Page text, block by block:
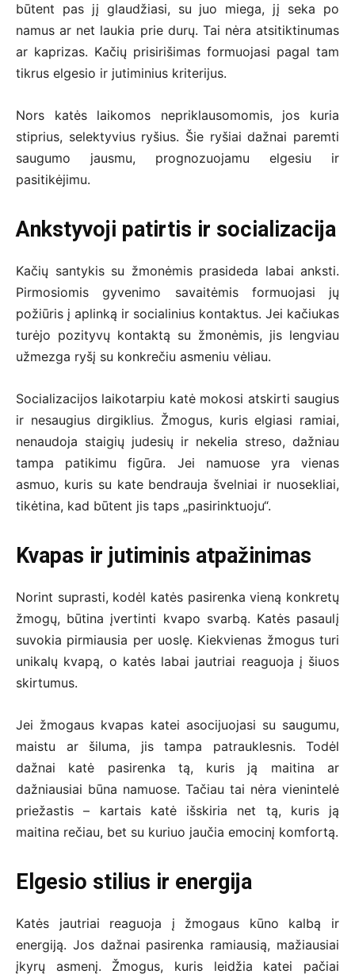
būtent pas jį glaudžiasi, su juo miega, jį seka po
namus ar net laukia prie durų. Tai nėra atsitiktinumas
ar kaprizas. Kačių prisirišimas formuojasi pagal tam
tikrus elgesio ir jutiminius kriterijus.
Nors katės laikomos nepriklausomomis, jos kuria
stiprius, selektyvius ryšius. Šie ryšiai dažnai paremti
saugumo jausmu, prognozuojamu elgesiu ir
pasitikėjimu.
Ankstyvoji patirtis ir socializacija
Kačių santykis su žmonėmis prasideda labai anksti.
Pirmosiomis gyvenimo savaitėmis formuojasi jų
požiūris į aplinką ir socialinius kontaktus. Jei kačiukas
turėjo pozityvų kontaktą su žmonėmis, jis lengviau
užmezga ryšį su konkrečiu asmeniu vėliau.
Socializacijos laikotarpiu katė mokosi atskirti saugius
ir nesaugius dirgiklius. Žmogus, kuris elgiasi ramiai,
nenaudoja staigių judesių ir nekelia streso, dažniau
tampa patikimu figūra. Jei namuose yra vienas
asmuo, kuris su kate bendrauja švelniai ir nuosekliai,
tikėtina, kad būtent jis taps „pasirinktuoju“.
Kvapas ir jutiminis atpažinimas
Norint suprasti, kodėl katės pasirenka vieną konkretų
žmogų, būtina įvertinti kvapo svarbą. Katės pasaulį
suvokia pirmiausia per uoslę. Kiekvienas žmogus turi
unikalų kvapą, o katės labai jautriai reaguoja į šiuos
skirtumus.
Jei žmogaus kvapas katei asocijuojasi su saugumu,
maistu ar šiluma, jis tampa patrauklesnis. Todėl
dažnai katė pasirenka tą, kuris ją maitina ar
dažniausiai būna namuose. Tačiau tai nėra vienintelė
priežastis – kartais katė išskiria net tą, kuris ją
maitina rečiau, bet su kuriuo jaučia emocinį komfortą.
Elgesio stilius ir energija
Katės jautriai reaguoja į žmogaus kūno kalbą ir
energiją. Jos dažnai pasirenka ramiausią, mažiausiai
įkyrų asmenį. Žmogus, kuris leidžia katei pačiai